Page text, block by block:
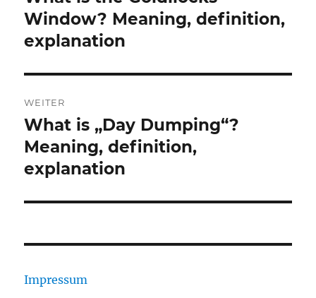
Beitrag:
Window? Meaning, definition,
explanation
WEITER
Nächster
Beitrag:
What is „Day Dumping“?
Meaning, definition,
explanation
Impressum